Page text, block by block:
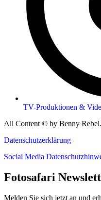
TV-Produktionen &
All Content © by Benny
Datenschutzerklärung
Social Media
Fotosafari
Melden Sie sich jetzt an und